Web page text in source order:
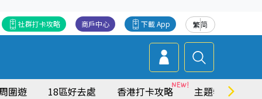
繁简
下載 App
商戶中心
社群打卡攻略
圍遊 18區好去處 香港打卡攻略 主題特集